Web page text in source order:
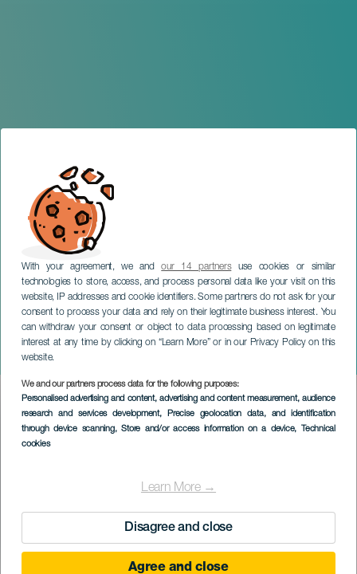
With your agreement, we andour 14 partnersuse cookies or similar
technologies to store, access, and process personal data like your visit on this
website, IP addresses and cookie identifiers. Some partners do not ask for your
consent to process your data and rely on their legitimate business interest. You
can withdraw your consent or object to data processing based on legitimate
interest at any time by clicking on “Learn More” or in our Privacy Policy on this
website.
We and our partners process data for the following purposes:
Personalised advertising and content, advertising and content measurement, audience
research and services development, Precise geolocation data, and identification
through device scanning, Store and/or access information on a device, Technical
cookies
Learn More →
Disagree and close
Agree and close
Carla Mañas: Superfreak
TENERIFE
Imagen
Listado